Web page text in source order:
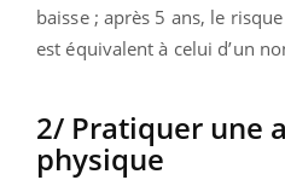
baisse ; après 5 ans, le
est équivalent à celui d’un
2/ Pratiquer une
physique